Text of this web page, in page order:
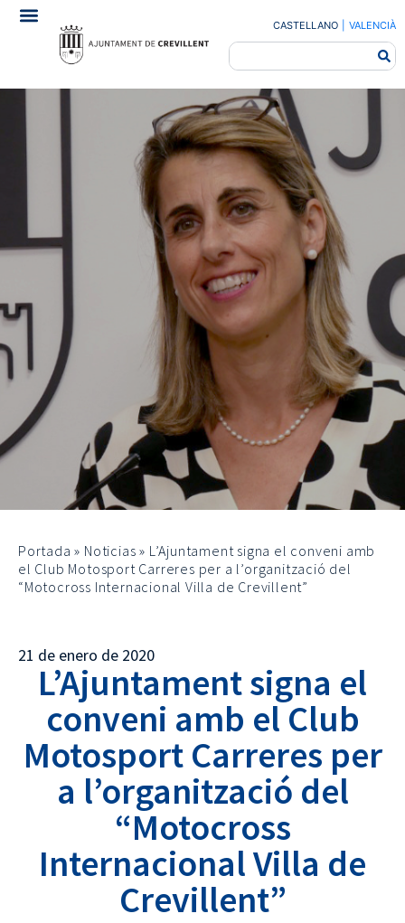
CASTELLANO VALENCIÀ
Portada » Noticias » L’Ajuntament signa el conveni amb
el Club Motosport Carreres per a l’organització del
“Motocross Internacional Villa de Crevillent”
21 de enero de 2020
L’Ajuntament signa el
conveni amb el Club
Motosport Carreres per
a l’organització del
“Motocross
Internacional Villa de
Crevillent”